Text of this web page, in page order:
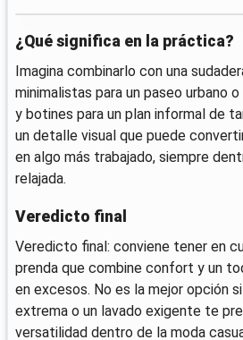
¿Qué significa en la práctica?
Imagina combinarlo con una
minimalistas para un paseo urbano
y botines para un plan informal de
un detalle visual que puede
en algo más trabajado, siempre
relajada.
Veredicto final
Veredicto final: conviene tener en
prenda que combine confort y un
en excesos. No es la mejor opción
extrema o un lavado exigente te
versatilidad dentro de la moda